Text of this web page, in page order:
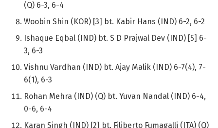
(Q) 6-3, 6-4
Woobin Shin (KOR) [3] bt. Kabir Hans (IND) 6-2, 6-2
Ishaque Eqbal (IND) bt. S D Prajwal Dev (IND) [5] 6-
3, 6-3
Vishnu Vardhan (IND) bt. Ajay Malik (IND) 6-7(4), 7-
6(1), 6-3
Rohan Mehra (IND) (Q) bt. Yuvan Nandal (IND) 6-4,
0-6, 6-4
Karan Singh (IND) [2] bt. Filiberto Fumagalli (ITA) (Q)